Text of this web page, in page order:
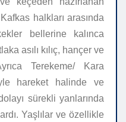
halkları arasında
bellerine kalınca
asılı kılıç, hançer ve
Terekeme/ Kara
hareket halinde ve
sürekli yanlarında
Yaşlılar ve özellikle